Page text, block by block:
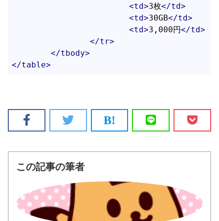
<td>3枚</td>
<td>30GB</td>
<td>3,000円</td>
</tr>
</tbody>
</table>
この記事の筆者